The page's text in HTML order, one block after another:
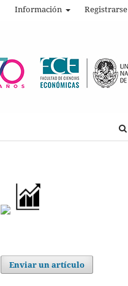
Información Registrarse
Enviar un artículo